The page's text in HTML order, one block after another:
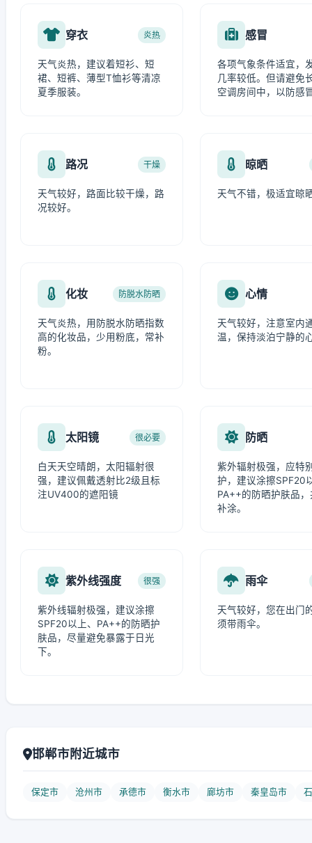
穿衣 炎热
天气炎热，建议着短衫、短
裙、短裤、薄型T恤衫等清凉
夏季服装。
感冒
各项气象条件适宜，
几率较低。但请避免
空调房间中，以防感
路况 干燥
天气较好，路面比较干燥，路
况较好。
晾晒
天气不错，极适宜晾
化妆 防脱水防晒
天气炎热，用防脱水防晒指数
高的化妆品，少用粉底，常补
粉。
心情
天气较好，注意室内
温，保持淡泊宁静的
太阳镜 很必要
白天天空晴朗，太阳辐射很
强，建议佩戴透射比2级且标
注UV400的遮阳镜
防晒
紫外辐射极强，应特
护，建议涂擦SPF20
PA++的防晒护肤品
补涂。
紫外线强度 很强
紫外线辐射极强，建议涂擦
SPF20以上、PA++的防晒护
肤品，尽量避免暴露于日光
下。
雨伞
天气较好，您在出门
须带雨伞。
邯郸市附近城市
保定市 沧州市 承德市 衡水市 廊坊市 秦皇岛市